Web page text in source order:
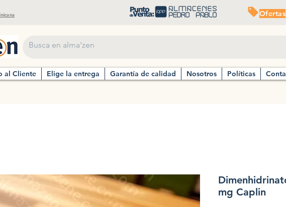
Ofertas
al Cliente Elige la entrega Garantía de calidad Nosotros Políticas
mg Caplin